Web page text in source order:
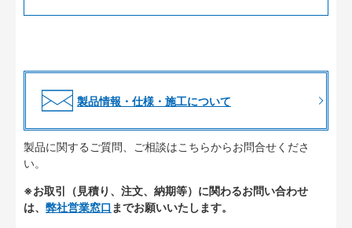
製品情報・仕様・施工について
製品に関するご質問、ご相談はこちらからお問合せくださ
い。
※お取引（見積り、注文、納期等）に関わるお問い合わせ
は、 弊社営業窓口 までお願いいたします。